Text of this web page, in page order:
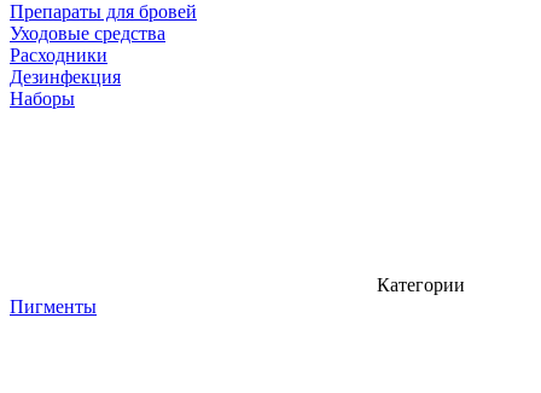
Препараты для бровей
Уходовые средства
Расходники
Дезинфекция
Наборы
Категории
Пигменты